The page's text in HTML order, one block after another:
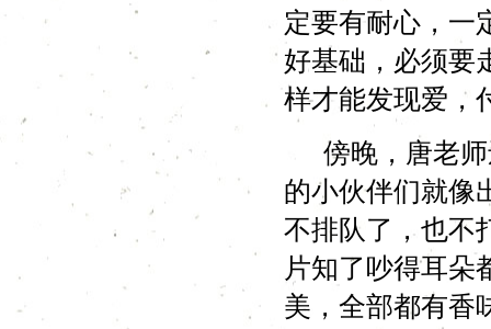
定要有耐心，一
好基础，必须要
样才能发现爱，
傍晚，唐老师
的小伙伴们就像
不排队了，也不
片知了吵得耳朵
美，全部都有香